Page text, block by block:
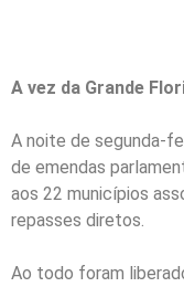
A vez da Grande
A noite de segunda-
de emendas
aos 22 municípios
repasses diretos.
Ao todo foram